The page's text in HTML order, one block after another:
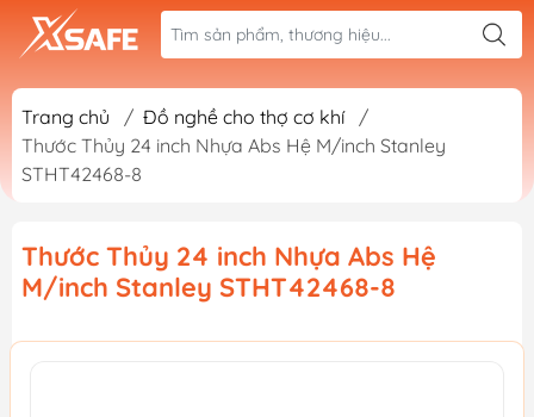
Trang chủ / Đồ nghề cho thợ cơ khí
/
Thước Thủy 24 inch Nhựa Abs Hệ M/inch Stanley
STHT42468-8
Thước Thủy 24 inch Nhựa Abs Hệ
M/inch Stanley STHT42468-8